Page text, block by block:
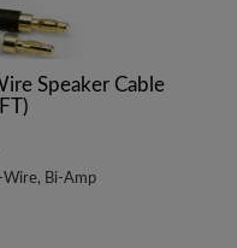
Speaker Cable
Wire, Bi-Amp